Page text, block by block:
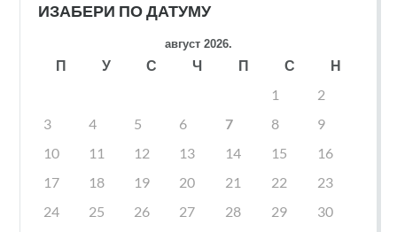
ИЗАБЕРИ ПО ДАТУМУ
август 2026.
П У С Ч П С
Н
1
2
3
4 5 6 7 8
9
10
11 12 13 14 15
16
17
18 19 20 21 22
23
24
25 26 27 28 29
30